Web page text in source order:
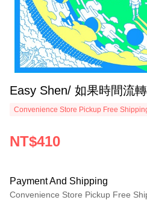
Easy Shen/ 如果時間流
Convenience Store Pickup Free
NT$410
Payment And Shipping
Convenience Store Pickup Free